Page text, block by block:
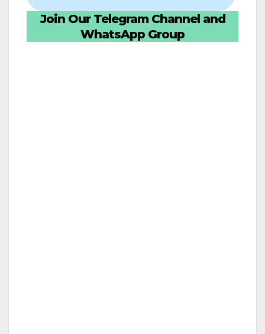
Join Our Telegram Channel and
WhatsApp Group